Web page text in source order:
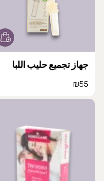
جهاز تجميع حليب اللبا
₪55